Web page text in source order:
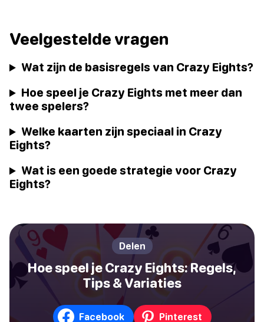
Veelgestelde vragen
Wat zijn de basisregels van Crazy Eights?
Hoe speel je Crazy Eights met meer dan
twee spelers?
Welke kaarten zijn speciaal in Crazy
Eights?
Wat is een goede strategie voor Crazy
Eights?
Delen
Hoe speel je Crazy Eights: Regels,
Tips & Variaties
Facebook Pinterest